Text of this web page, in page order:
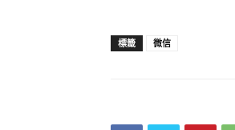
標籤 微信